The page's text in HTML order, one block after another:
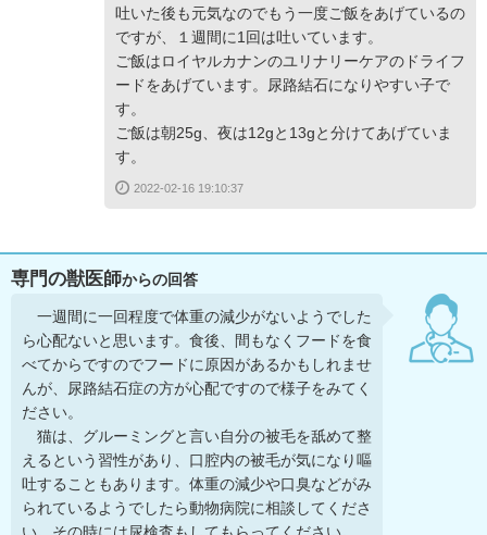
吐いた後も元気なのでもう一度ご飯をあげているの
ですが、１週間に1回は吐いています。
ご飯はロイヤルカナンのユリナリーケアのドライフ
ードをあげています。尿路結石になりやすい子で
す。
ご飯は朝25g、夜は12gと13gと分けてあげていま
す。
2022-02-16 19:10:37
専門の獣医師からの回答
一週間に一回程度で体重の減少がないようでした
ら心配ないと思います。食後、間もなくフードを食
べてからですのでフードに原因があるかもしれませ
んが、尿路結石症の方が心配ですので様子をみてく
ださい。
猫は、グルーミングと言い自分の被毛を舐めて整
えるという習性があり、口腔内の被毛が気になり嘔
吐することもあります。体重の減少や口臭などがみ
られているようでしたら動物病院に相談してくださ